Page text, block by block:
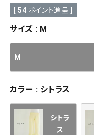
54 ポイント進呈 ]
サイズ M
M
カラー シトラス
シトラ
ス